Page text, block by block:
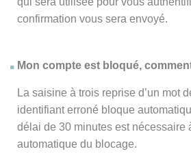
confirmation vous sera envoyé.
Mon compte est bloqué,
La saisine à trois reprise d’un mot
identifiant erroné bloque
délai de 30 minutes est nécessaire
automatique du blocage.